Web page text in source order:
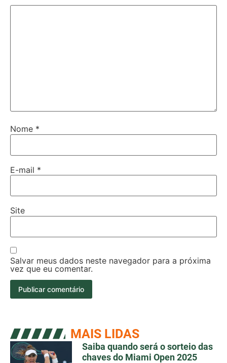
Nome *
E-mail *
Site
Salvar meus dados neste navegador para a próxima
vez que eu comentar.
MAIS LIDAS
Saiba quando será o sorteio das
chaves do Miami Open 2025